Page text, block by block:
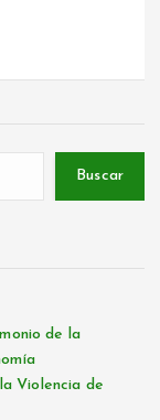
Buscar
de la
Violencia de